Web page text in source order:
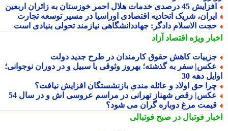
45 درصدی خدمات هلال احمر خوزستان به زائران اربعین
شریک اتحادیه اقتصادی اوراسیا در مسیر توسعه تجارت
الاسلام دادگر: جهاددانشگاهی نیازمند تحولی بنیادی است
ویژهاقتصاد آزاد
کاهش حقوق کارمندان در طرح جدید دولت
سفر به گذشته؛ بهروز وثوقی با سبیل و در دوران نوجوانی؛
دهه 30
حق اولاد و عائله مندیِ بازنشستگان افزایش نیافت؟
رقص شهناز تهرانی در مراسم عروسی اش و در سال 54
مرغ دوباره گران می شود؟
فوتبال در صبح فوتبالی